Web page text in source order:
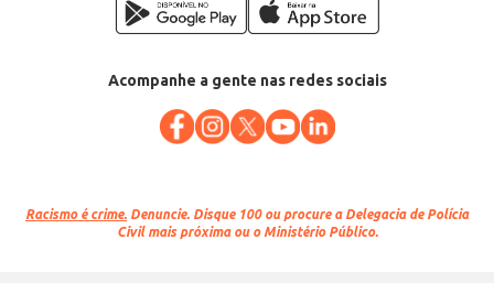
Acompanhe a gente nas redes sociais
Racismo é crime. Denuncie. Disque 100 ou procure a Delegacia de Polícia
Civil mais próxima ou o Ministério Público.